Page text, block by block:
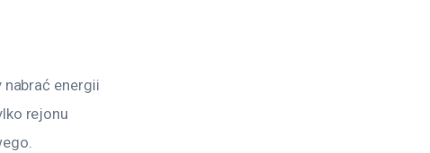
energii
rejonu